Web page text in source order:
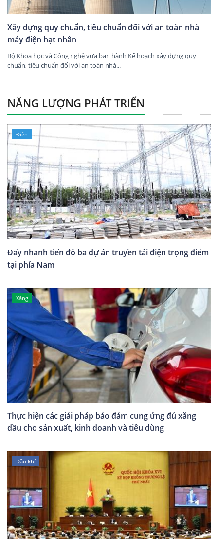
Xây dựng quy chuẩn, tiêu chuẩn đối với an toàn nhà
máy điện hạt nhân
Bộ Khoa học và Công nghệ vừa ban hành Kế hoạch xây dựng quy
chuẩn, tiêu chuẩn đối với an toàn nhà...
NĂNG LƯỢNG PHÁT TRIỂN
Điện
Đẩy nhanh tiến độ ba dự án truyền tải điện trọng điểm
tại phía Nam
Xăng
Thực hiện các giải pháp bảo đảm cung ứng đủ xăng
dầu cho sản xuất, kinh doanh và tiêu dùng
Dầu khí